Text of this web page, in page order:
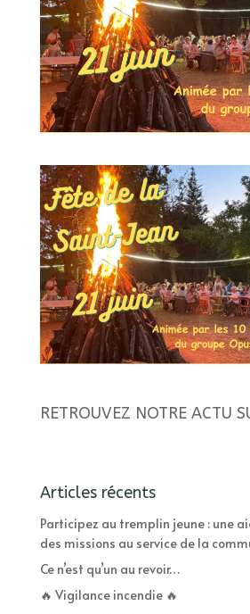
RETROUVEZ NOTRE ACTU
Articles récents
Participez au tremplin jeune : une
des missions au service de la
Ce n’est qu’un au revoir…
🔥 Vigilance incendie 🔥